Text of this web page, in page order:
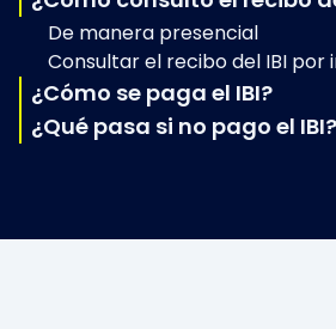
De manera presencial
Consultar el recibo del IBI por
¿Cómo se paga el IBI?
¿Qué pasa si no pago el IBI?